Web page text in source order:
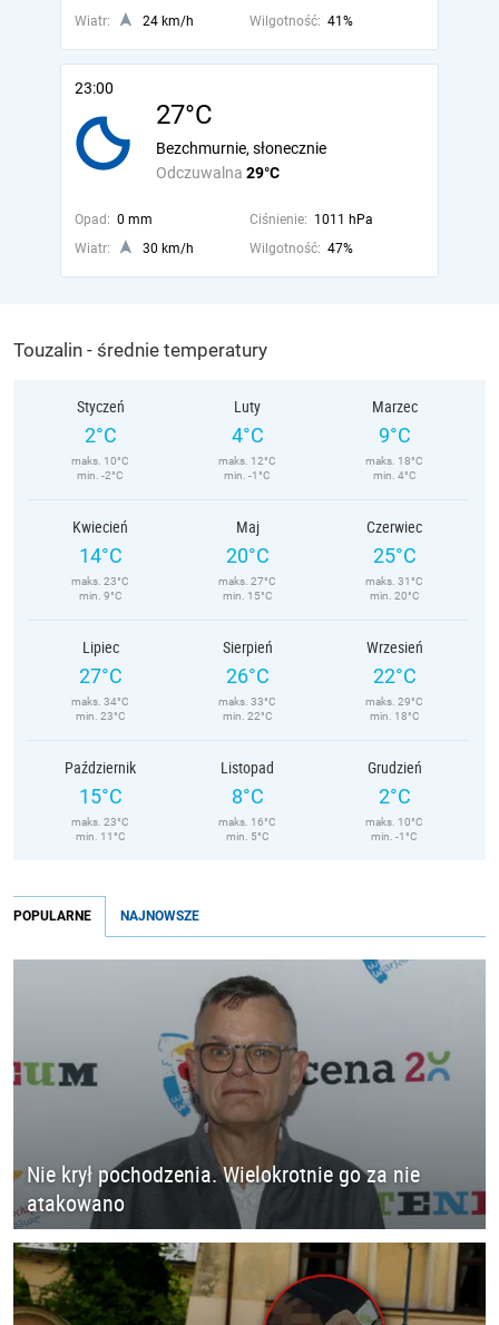
Wiatr: 24 km/h Wilgotność: 41%
23:00
27°C
Odczuwalna 29°C
Bezchmurnie, słonecznie
Opad: 0 mm Ciśnienie: 1011 hPa
Wiatr:
30 km/h Wilgotność: 47%
Touzalin - średnie temperatury
Styczeń
2°C
maks. 10°C
min. -2°C
Luty
4°C
maks. 12°C
min. -1°C
Marzec
9°C
maks. 18°C
min. 4°C
Kwiecień
14°C
maks. 23°C
min. 9°C
Maj
20°C
maks. 27°C
min. 15°C
Czerwiec
25°C
maks. 31°C
min. 20°C
Lipiec
27°C
maks. 34°C
min. 23°C
Sierpień
26°C
maks. 33°C
min. 22°C
Wrzesień
22°C
maks. 29°C
min. 18°C
Październik
15°C
maks. 23°C
min. 11°C
Listopad
8°C
maks. 16°C
min. 5°C
Grudzień
2°C
maks. 10°C
min. -1°C
POPULARNE NAJNOWSZE
Nie krył pochodzenia. Wielokrotnie go za nie
atakowano